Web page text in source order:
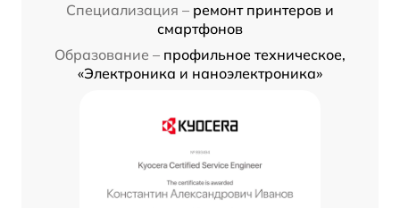
Специализация – ремонт принтеров и
смартфонов
Образование – профильное техническое,
«Электроника и наноэлектроника»